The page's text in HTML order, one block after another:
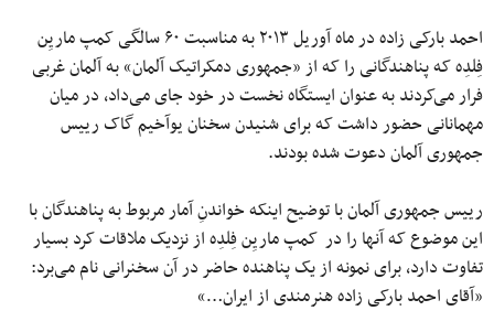
احمد بارکی زاده در ماه آوریل ۲۰۱۳ به مناسبت ۶۰ سالگی کمپ ماریِن
فِلدِه که پناهندگانی را که از «جمهوری دمکراتیک آلمان» به آلمان غربی
فرار می‌کردند به عنوان ایستگاه نخست در خود جای می‌داد، در میان
مهمانانی حضور داشت که برای شنیدن سخنان یوآخیم گاک رییس
جمهوری آلمان دعوت شده بودند.
رییس جمهوری آلمان با توضیح اینکه خواندنِ آمار مربوط به پناهندگان با
این موضوع که آنها را در کمپ ماریِن فِلدِه از نزدیک ملاقات کرد بسیار
تفاوت دارد، برای نمونه از یک پناهنده حاضر در آن سخنرانی نام‌ می‌برد:
«آقای احمد بارکی زاده هنرمندی از ایران…»